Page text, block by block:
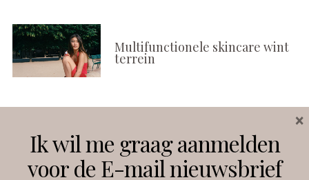
Multifunctionele skincare wint
terrein
Instagram Facebook
Ik wil me graag aanmelden
voor de E-mail nieuwsbrief
×